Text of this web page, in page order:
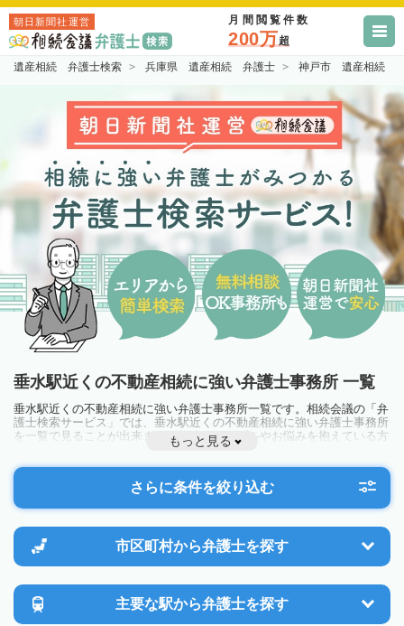
朝日新聞社運営 月間閲覧件数
200万超
遺産相続 弁護士検索 兵庫県 遺産相続 弁護士 神戸市 遺産相続
垂水駅近くの不動産相続に強い弁護士事務所 一覧
垂水駅近くの不動産相続に強い弁護士事務所一覧です。相続会議の「弁
護士検索サービス」では、垂水駅近くの不動産相続に強い弁護士事務所
を一覧で見ることが出来ます。相続のトラブルやお悩みを抱えている方
は一度近隣の弁護士に相談してみましょう。
もっと見る
さらに条件を絞り込む
市区町村から弁護士を探す
主要な駅から弁護士を探す